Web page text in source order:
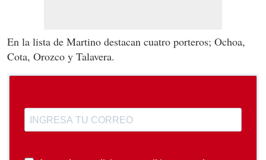
En la lista de Martino destacan cuatro porteros; Ochoa,
Cota, Orozco y Talavera.